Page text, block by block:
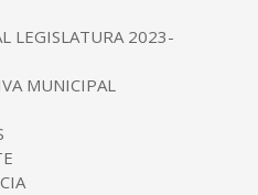
LEGISLATURA 2023-
MUNICIPAL